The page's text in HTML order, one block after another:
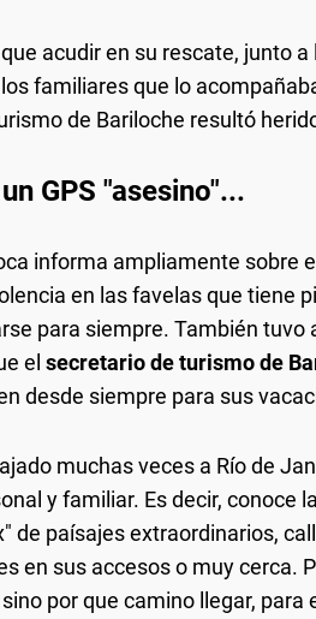
acudir en su rescate, junto
familiares que lo
de Bariloche resultó
GPS "asesino"...
informa ampliamente sobre
en las favelas que tiene
para siempre. También
el secretario de turismo de
desde siempre para sus
muchas veces a Río de
y familiar. Es decir, conoce
de paísajes extraordinarios,
en sus accesos o muy cerca.
por que camino llegar,